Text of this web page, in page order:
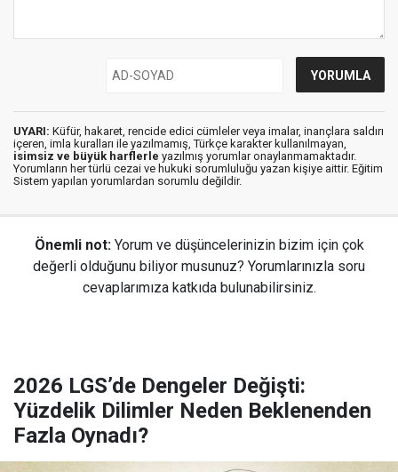
UYARI: Küfür, hakaret, rencide edici cümleler veya imalar, inançlara saldırı
içeren, imla kuralları ile yazılmamış, Türkçe karakter kullanılmayan,
isimsiz ve büyük harflerle yazılmış yorumlar onaylanmamaktadır.
Yorumların her türlü cezai ve hukuki sorumluluğu yazan kişiye aittir. Eğitim
Sistem yapılan yorumlardan sorumlu değildir.
Önemli not: Yorum ve düşüncelerinizin bizim için çok
değerli olduğunu biliyor musunuz? Yorumlarınızla soru
cevaplarımıza katkıda bulunabilirsiniz.
2026 LGS’de Dengeler Değişti:
Yüzdelik Dilimler Neden Beklenenden
Fazla Oynadı?